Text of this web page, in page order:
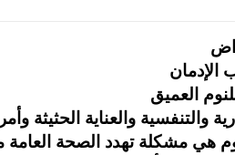
الإدمان
العميق
والتنفسية والعناية الحثيثة